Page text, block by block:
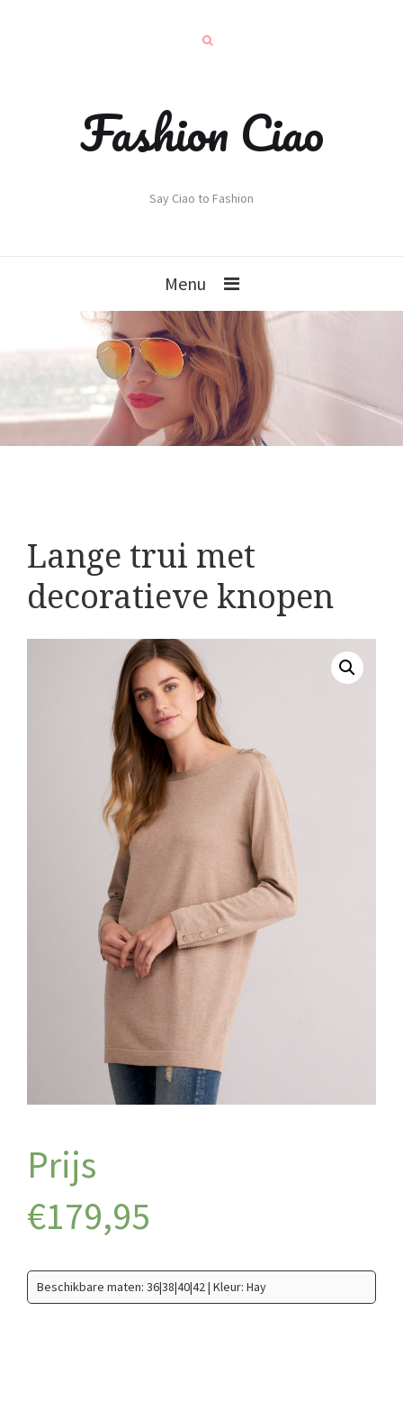
Fashion Ciao
Say Ciao to Fashion
Menu
Lange trui met
decoratieve knopen
€179,95
Beschikbare maten: 36|38|40|42 | Kleur: Hay